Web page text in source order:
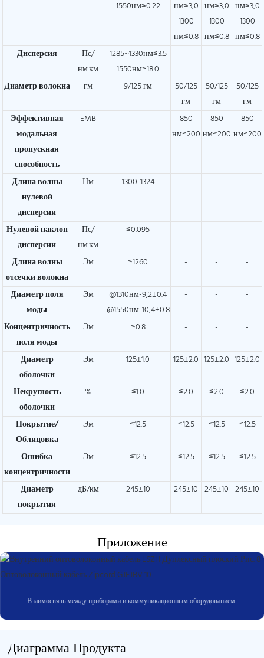
1550нм≤0.22
нм≤3,0
1300
нм≤0.8
нм≤3,0
1300
нм≤0.8
нм≤3,0
1300
нм≤0.8
Дисперсия
Пс/
нм.км
1285~1330нм≤3.5
1550нм≤18.0
- - -
Диаметр волокна гм 9/125 гм
50/125
гм
50/125
гм
50/125
гм
Эффективная
модальная
пропускная
способность
EMB -
850
нм≥200
850
нм≥200
850
нм≥200
Длина волны
нулевой
дисперсии
Нм 1300-1324 - - -
Нулевой наклон
дисперсии
Пс/
нм.км
≤0.095 - - -
Длина волны
отсечки волокна
Эм ≤1260 - - -
Диаметр поля
моды
Эм
@1310нм-9,2±0.4
@1550нм-10,4±0.8
- - -
Концентричность
поля моды
Эм ≤0.8 - - -
Диаметр
оболочки
Эм 125±1.0 125±2.0 125±2.0 125±2.0
Некруглость
оболочки
% ≤1.0 ≤2.0 ≤2.0 ≤2.0
Покрытие/
Облицовка
Эм ≤12.5 ≤12.5 ≤12.5 ≤12.5
Ошибка
концентричности
Эм ≤12.5 ≤12.5 ≤12.5 ≤12.5
Диаметр
покрытия
дБ/км 245±10 245±10 245±10 245±10
Приложение
Взаимосвязь между приборами и коммуникационным оборудованием.
Диаграмма Продукта